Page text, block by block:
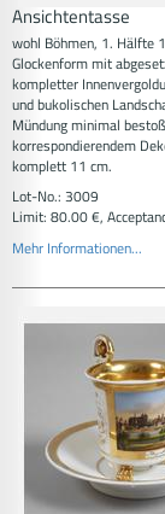
Ansichtentasse
wohl Böhmen, 1. Hälfte
Glockenform mit
kompletter
und bukolischen
Mündung minimal
korrespondierendem
komplett 11 cm.
Lot-No.: 3009
Limit: 80.00 €,
Mehr Informationen...